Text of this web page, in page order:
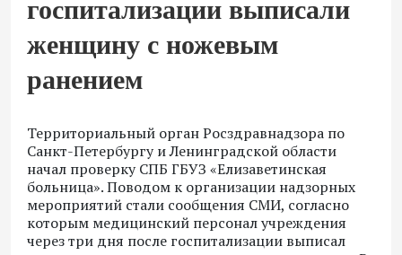
госпитализации выписали
женщину с ножевым
ранением
Территориальный орган Росздравнадзора по
Санкт-Петербургу и Ленинградской области
начал проверку СПБ ГБУЗ «Елизаветинская
больница». Поводом к организации надзорных
мероприятий стали сообщения СМИ, согласно
которым медицинский персонал учреждения
через три дня после госпитализации выписал